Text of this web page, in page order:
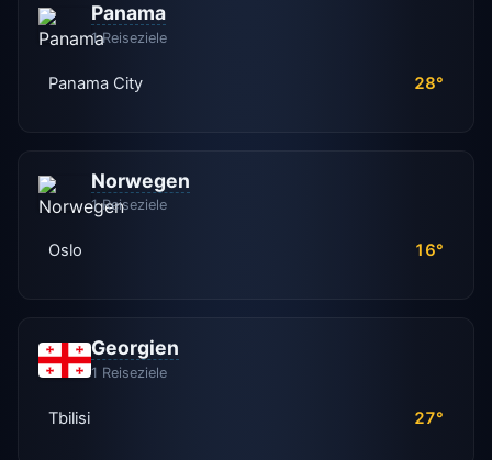
Panama
1 Reiseziele
Panama City 28°
Norwegen
1 Reiseziele
Oslo 16°
Georgien
1 Reiseziele
Tbilisi 27°